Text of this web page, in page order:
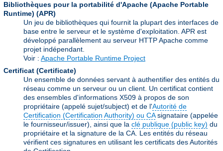
Bibliothèques pour la portabilité d'Apache (Apache Portable
Runtime) (APR)
Un jeu de bibliothèques qui fournit la plupart des interfaces de
base entre le serveur et le système d'exploitation. APR est
développé parallèlement au serveur HTTP Apache comme
projet indépendant.
Voir : Apache Portable Runtime Project
Certificat (Certificate)
Un ensemble de données servant à authentifier des entités du
réseau comme un serveur ou un client. Un certificat contient
des ensembles d'informations X509 à propos de son
propriétaire (appelé sujet/subject) et de l'Autorité de
Certification (Certification Authority) ou CAsignataire (appelée
le fournisseur/issuer), ainsi que la clé publique (public key) du
propriétaire et la signature de la CA. Les entités du réseau
vérifient ces signatures en utilisant les certificats des Autorités